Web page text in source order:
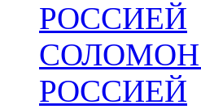
РОССИЕЙ
РОССИЕЙ